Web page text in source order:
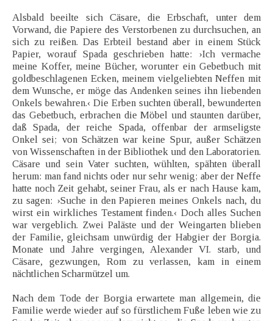
Alsbald beeilte sich Cäsare, die Erbschaft, unter dem
Vorwand, die Papiere des Verstorbenen zu durchsuchen, an
sich zu reißen. Das Erbteil bestand aber in einem Stück
Papier, worauf Spada geschrieben hatte: ›Ich vermache
meine Koffer, meine Bücher, worunter ein Gebetbuch mit
goldbeschlagenen Ecken, meinem vielgeliebten Neffen mit
dem Wunsche, er möge das Andenken seines ihn liebenden
Onkels bewahren.‹ Die Erben suchten überall, bewunderten
das Gebetbuch, erbrachen die Möbel und staunten darüber,
daß Spada, der reiche Spada, offenbar der armseligste
Onkel sei; von Schätzen war keine Spur, außer Schätzen
von Wissenschaften in der Bibliothek und den Laboratorien.
Cäsare und sein Vater suchten, wühlten, spähten überall
herum: man fand nichts oder nur sehr wenig; aber der Neffe
hatte noch Zeit gehabt, seiner Frau, als er nach Hause kam,
zu sagen: ›Suche in den Papieren meines Onkels nach, du
wirst ein wirkliches Testament finden.‹ Doch alles Suchen
war vergeblich. Zwei Paläste und der Weingarten blieben
der Familie, gleichsam unwürdig der Habgier der Borgia.
Monate und Jahre vergingen, Alexander VI. starb, und
Cäsare, gezwungen, Rom zu verlassen, kam in einem
nächtlichen Scharmützel um.
Nach dem Tode der Borgia erwartete man allgemein, die
Familie werde wieder auf so fürstlichem Fuße leben wie zu